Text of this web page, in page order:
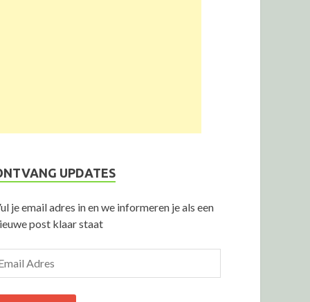
UPDATES
je email adres in en we informeren je als een
post klaar staat